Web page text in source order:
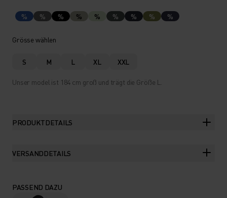
% % % % % % % % %
Grösse wählen
S M L XL XXL
Unser model ist 184 cm groß und trägt die Größe L.
PRODUKTDETAILS
VERSANDDETAILS
PASSEND DAZU